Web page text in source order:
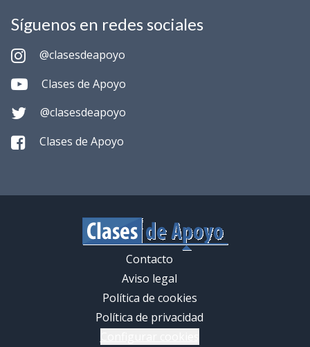
Síguenos en redes sociales
@clasesdeapoyo
Clases de Apoyo
@clasesdeapoyo
Clases de Apoyo
Contacto
Aviso legal
Política de cookies
Política de privacidad